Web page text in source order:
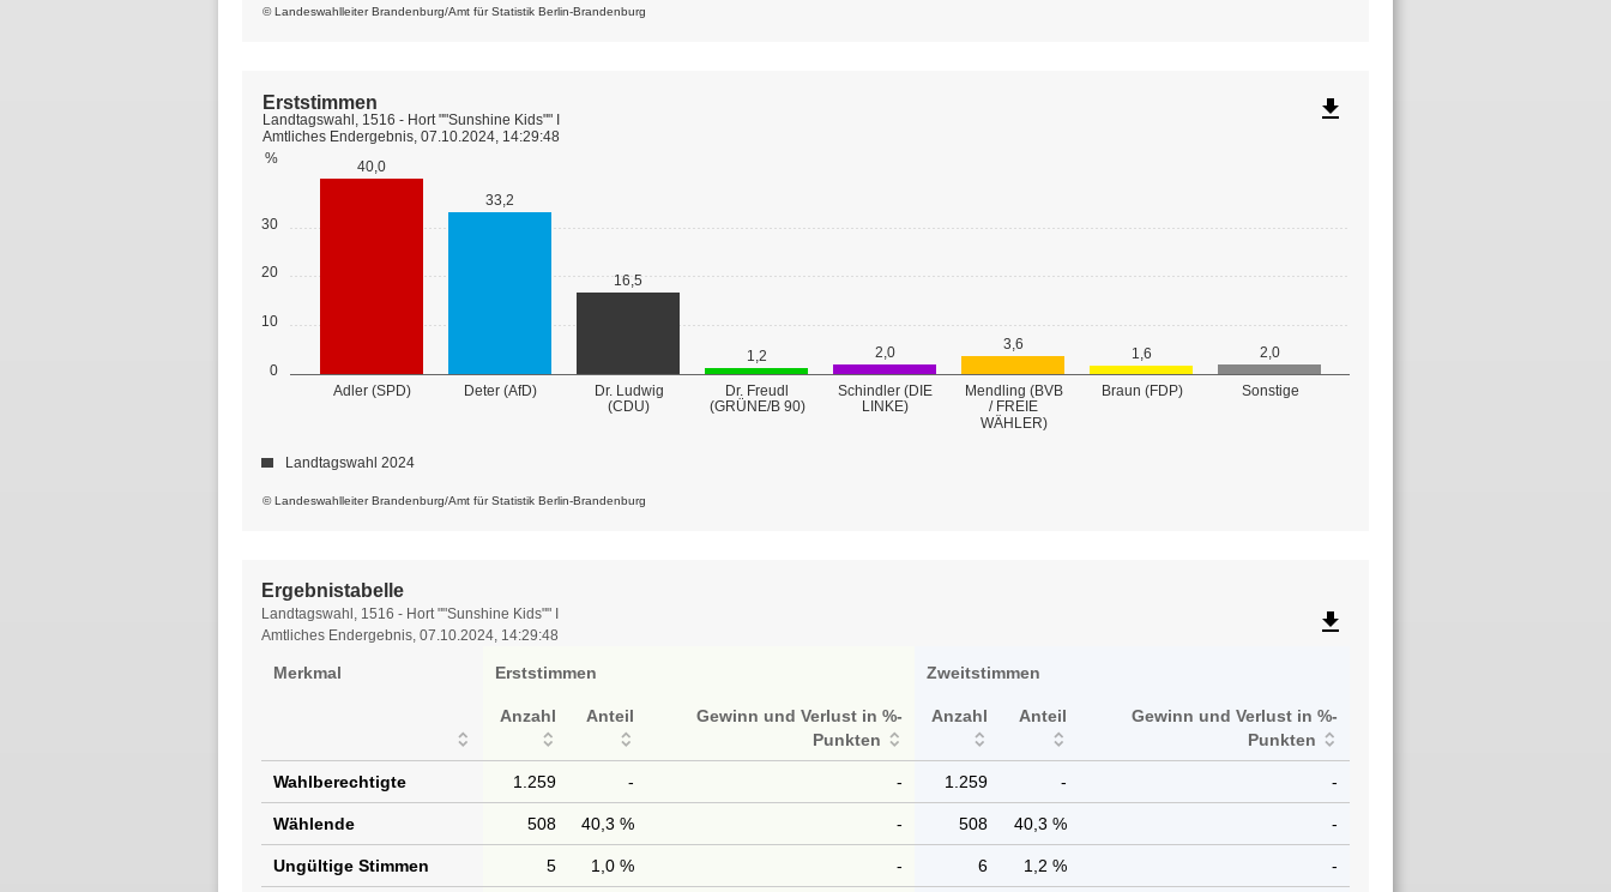
© Landeswahlleiter Brandenburg/Amt für Statistik Berlin-Brandenburg
0
10
20
30
%
Adler (SPD) Deter (AfD)
Dr. Ludwig
(CDU)
Dr. Freudl
(GRÜNE/B 90)
Schindler (DIE
LINKE)
Mendling (BVB
/ FREIE
WÄHLER)
Braun (FDP) Sonstige
40,0
33,2
16,5
1,2 2,0 3,6
1,6 2,0
© Landeswahlleiter Brandenburg/Amt für Statistik Berlin-Brandenburg
Erststimmen
Landtagswahl, 1516 - Hort ""Sunshine Kids"" I
Amtliches Endergebnis, 07.10.2024, 14:29:48
Landtagswahl 2024
file_download
Ergebnistabelle
Ergebnistabelle
Landtagswahl, 1516 - Hort ""Sunshine Kids"" I
Amtliches Endergebnis, 07.10.2024, 14:29:48
file_download
Merkmal Erststimmen Zweitstimmen
Anzahl Anteil
Gewinn und Verlust in %-
Punkten
Anzahl Anteil
Gewinn und Verlust in %-
Punkten
Wahlberechtigte 1.259 - - 1.259 - -
Wählende 508 40,3 % - 508 40,3 % -
Ungültige Stimmen 5 1,0 % - 6 1,2 % -